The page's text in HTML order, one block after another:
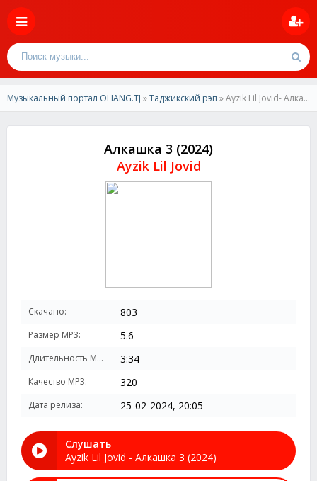
Музыкальный портал OHANG.TJ »Таджикский рэп » Ayzik Lil Jovid- Алкашка 3 (2024)
Алкашка 3 (2024)
Ayzik Lil Jovid
Скачано: 803
Размер MP3: 5.6
Длительность MP3: 3:34
Качество MP3: 320
Дата релиза: 25-02-2024, 20:05
Слушать
Ayzik Lil Jovid - Алкашка 3 (2024)